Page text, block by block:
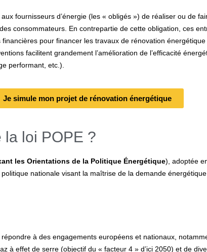
fournisseurs d’énergie (les « obligés ») de réaliser ou de
consommateurs. En contrepartie de cette obligation, ces
pour financer les travaux de rénovation
facilitent grandement l’amélioration de l’efficacité
performant, etc.).
Je simule mon projet de rénovation énergétique
la loi POPE ?
les Orientations de la Politique Énergétique), adoptée
nationale visant la maîtrise de la demande
à des engagements européens et nationaux,
à effet de serre (objectif du « facteur 4 » d’ici 2050) et de